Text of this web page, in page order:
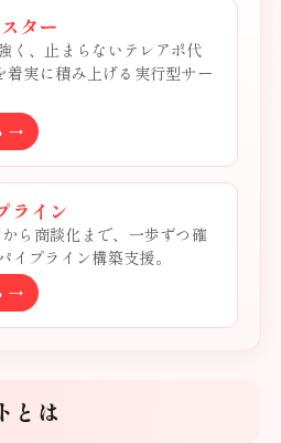
ター
く、止まらないテレアポ代
着実に積み上げる実行型サー
→
ライン
ら商談化まで、一歩ずつ確
イプライン構築支援。
→
とは